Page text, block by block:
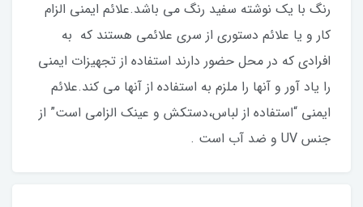
رنگ با یک نوشته سفید رنگ می باشد.علائم ایمنی الزام
کار و یا علائم دستوری از سری علائمی هستند که به
افرادی که در محل حضور دارند استفاده از تجهیزات ایمنی
را یاد آور و آنها را ملزم به استفاده از آنها می کند.علائم
ایمنی “استفاده از لباس،دستکش و عینک الزامی است” از
جنس UV و ضد آب است .